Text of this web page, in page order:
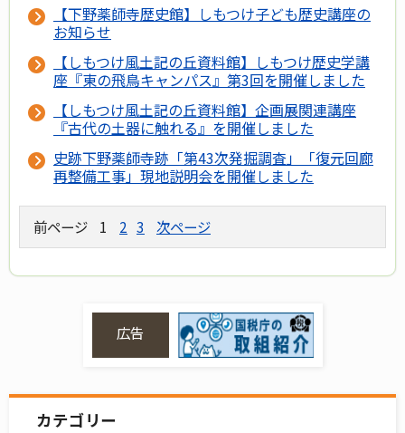
【下野薬師寺歴史館】しもつけ子ども歴史講座の
お知らせ
【しもつけ風土記の丘資料館】しもつけ歴史学講
座『東の飛鳥キャンパス』第3回を開催しました
【しもつけ風土記の丘資料館】企画展関連講座
『古代の土器に触れる』を開催しました
史跡下野薬師寺跡「第43次発掘調査」「復元回廊
再整備工事」現地説明会を開催しました
前ページ 1 2 3 次ページ
広告
カテゴリー